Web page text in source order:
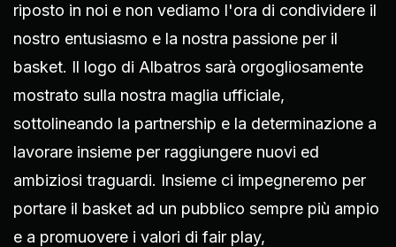
riposto in noi e non vediamo l'ora di condividere il
nostro entusiasmo e la nostra passione per il
basket. Il logo di Albatros sarà orgogliosamente
mostrato sulla nostra maglia ufficiale,
sottolineando la partnership e la determinazione a
lavorare insieme per raggiungere nuovi ed
ambiziosi traguardi. Insieme ci impegneremo per
portare il basket ad un pubblico sempre più ampio
e a promuovere i valori di fair play,